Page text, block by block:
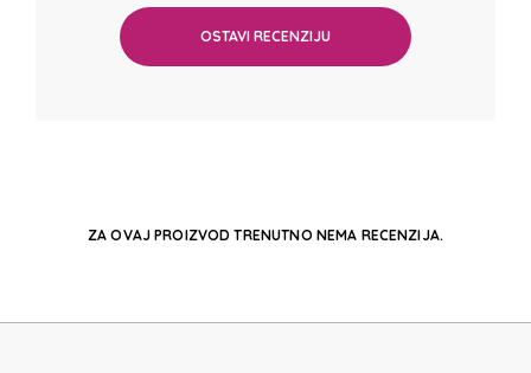
OSTAVI RECENZIJU
ZA OVAJ PROIZVOD TRENUTNO NEMA RECENZIJA.